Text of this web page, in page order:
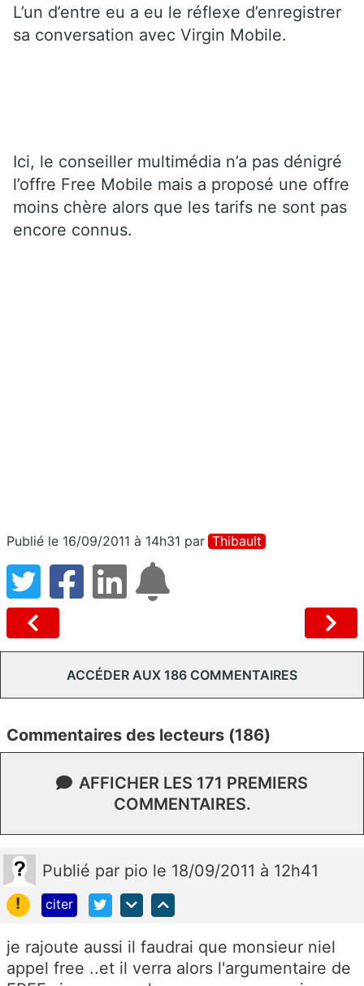
L’un d’entre eu a eu le réflexe d’enregistrer
sa conversation avec Virgin Mobile.
Ici, le conseiller multimédia n’a pas dénigré
l’offre Free Mobile mais a proposé une offre
moins chère alors que les tarifs ne sont pas
encore connus.
Publié le 16/09/2011 à 14h31 par Thibault
ACCÉDER AUX 186 COMMENTAIRES
Commentaires des lecteurs (186)
AFFICHER LES 171 PREMIERS
COMMENTAIRES.
Publié par pio le 18/09/2011 à 12h41
!
citer
je rajoute aussi il faudrai que monsieur niel
appel free ..et il verra alors l'argumentaire de